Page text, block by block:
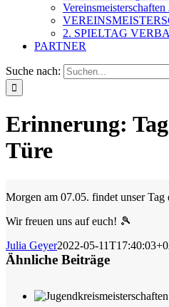
Vereinsmeisterschaften
2. SPIELTAG
PARTNER
Suche nach:
Erinnerung:
Türe
Morgen am 07.05. findet unser Tag
Wir freuen uns auf euch! 🎾
Julia Geyer2022-05-
Ähnliche Beiträge